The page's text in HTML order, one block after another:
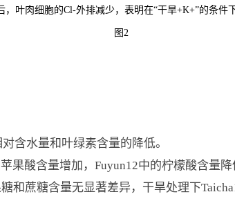
，叶肉细胞的Cl-外排减少，表明在“干旱+K+”的条件
图2
含水量和叶绿素含量的降低。
果酸含量增加，Fuyun12中的柠檬酸含量降
和蔗糖含量无显著差异，干旱处理下